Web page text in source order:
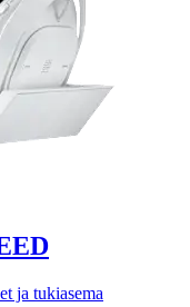
ja tukiasema